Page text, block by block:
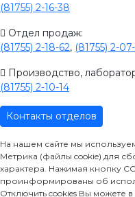
(81755) 2-16-38
Отдел продаж:
(81755) 2-18-62, (81755) 2-
Производство,
(81755) 2-10-14
Контакты отделов
На нашем сайте мы
Метрика (файлы cookie) для
характера. Нажимая кнопку
проинформированы об
Отключить cookies Вы можете